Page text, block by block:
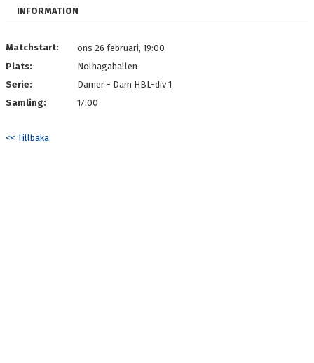
BILDGALLERI
KONTAKT
INFORMATION
Matchstart:
ons 26 februari, 19:00
Plats:
Nolhagahallen
Serie:
Damer - Dam HBL-div 1
Samling:
17:00
<< Tillbaka